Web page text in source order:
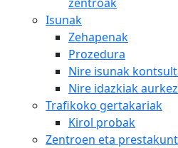
Isunak
Zehapenak
Prozedura
Nire isunak
Nire idazkiak
Trafikoko gertakariak
Kirol probak
Zentroen eta